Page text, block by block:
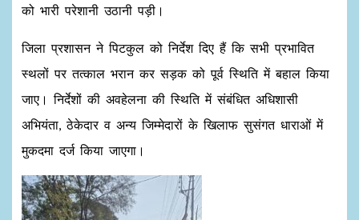
को भारी परेशानी उठानी पड़ी।
जिला प्रशासन ने पिटकुल को निर्देश दिए हैं कि सभी प्रभावित
स्थलों पर तत्काल भरान कर सड़क को पूर्व स्थिति में बहाल किया
जाए। निर्देशों की अवहेलना की स्थिति में संबंधित अधिशासी
अभियंता, ठेकेदार व अन्य जिम्मेदारों के खिलाफ सुसंगत धाराओं में
मुकदमा दर्ज किया जाएगा।